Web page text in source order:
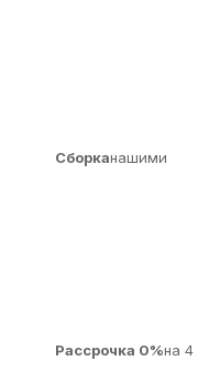
Сборканашими
Рассрочка 0%на 4